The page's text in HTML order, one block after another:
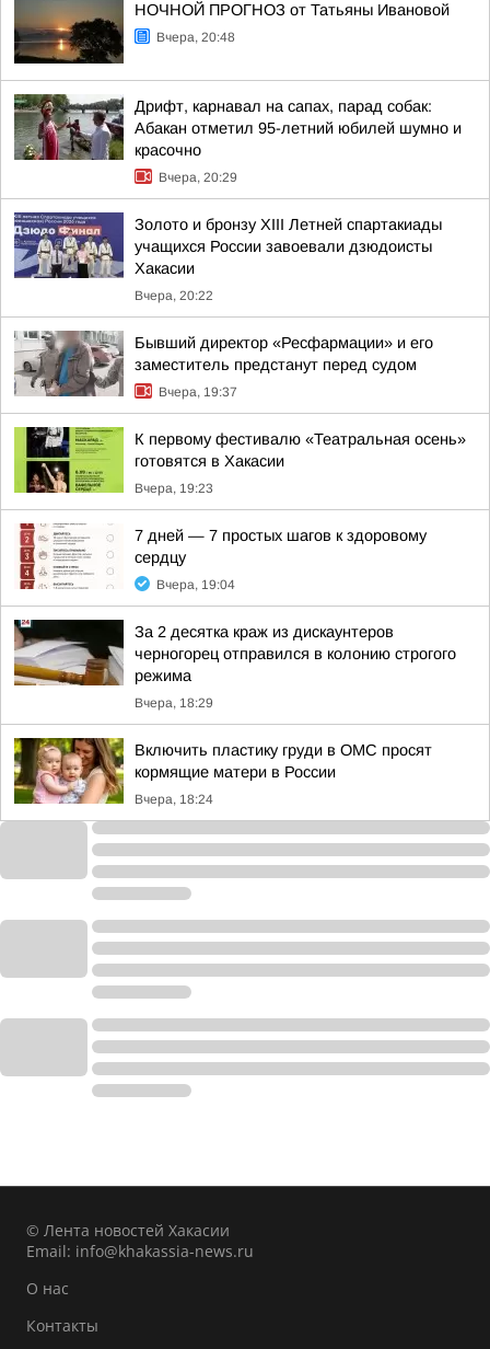
НОЧНОЙ ПРОГНОЗ от Татьяны Ивановой
Вчера, 20:48
Дрифт, карнавал на сапах, парад собак:
Абакан отметил 95-летний юбилей шумно и
красочно
Вчера, 20:29
Золото и бронзу XIII Летней спартакиады
учащихся России завоевали дзюдоисты
Хакасии
Вчера, 20:22
Бывший директор «Ресфармации» и его
заместитель предстанут перед судом
Вчера, 19:37
К первому фестивалю «Театральная осень»
готовятся в Хакасии
Вчера, 19:23
7 дней — 7 простых шагов к здоровому
сердцу
Вчера, 19:04
За 2 десятка краж из дискаунтеров
черногорец отправился в колонию строгого
режима
Вчера, 18:29
Включить пластику груди в ОМС просят
кормящие матери в России
Вчера, 18:24
© Лента новостей Хакасии
Email: info@khakassia-news.ru
О нас
Контакты